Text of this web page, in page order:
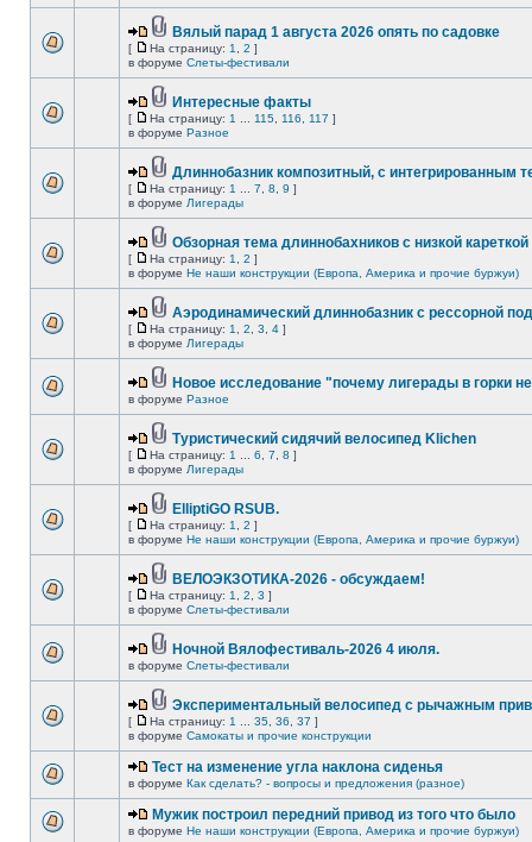
Вялый парад 1 августа 2026 опять по садовке
[ На страницу: 1 2 ]
в форуме Слеты-фестивали
Интересные факты
[ На страницу: 1 115 116 117 ]
в форуме Разное
Длиннобазник композитный, с интегрированным
[ На страницу: 1 7 8 9 ]
в форуме Лигерады
Обзорная тема длиннобахников с низкой кареткой
[ На страницу: 1 2 ]
в форуме Не наши конструкции (Европа, Америка и прочие буржуи)
Аэродинамический длиннобазник с рессорной
[ На страницу: 1 2 3 4 ]
в форуме Лигерады
Новое исследование "почему лигерады в горки
в форуме Разное
Туристический сидячий велосипед Klichen
[ На страницу: 1 6 7 8 ]
в форуме Лигерады
ElliptiGO RSUB.
[ На страницу: 1 2 ]
в форуме Не наши конструкции (Европа, Америка и прочие буржуи)
ВЕЛОЭКЗОТИКА-2026 - обсуждаем!
[ На страницу: 1 2 3 ]
в форуме Слеты-фестивали
Ночной Вялофестиваль-2026 4 июля.
в форуме Слеты-фестивали
Экспериментальный велосипед с рычажным
[ На страницу: 1 35 36 37 ]
в форуме Самокаты и прочие конструкции
Тест на изменение угла наклона сиденья
в форуме Как сделать? - вопросы и предложения (разное)
Мужик построил передний привод из того что было
в форуме Не наши конструкции (Европа, Америка и прочие буржуи)